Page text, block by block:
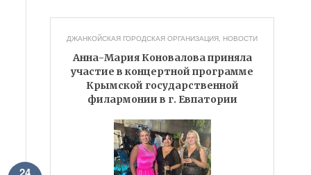
ДЖАНКОЙСКАЯ ГОРОДСКАЯ ОРГАНИЗАЦИЯ, НОВОСТИ
Анна-Мария Коновалова приняла
участие в концертной программе
Крымской государственной
филармонии в г. Евпатории